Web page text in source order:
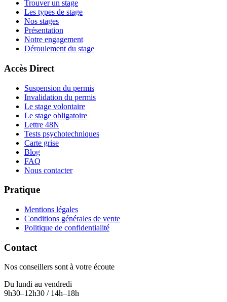
Trouver un stage
Les types de stage
Nos stages
Présentation
Notre engagement
Déroulement du stage
Accès Direct
Suspension du permis
Invalidation du permis
Le stage volontaire
Le stage obligatoire
Lettre 48N
Tests psychotechniques
Carte grise
Blog
FAQ
Nous contacter
Pratique
Mentions légales
Conditions générales de vente
Politique de confidentialité
Contact
Nos conseillers sont à votre écoute
Du lundi au vendredi
9h30–12h30 / 14h–18h